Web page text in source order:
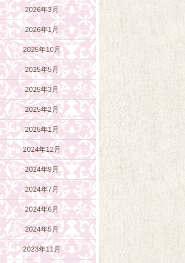
2026年3月
2026年1月
2025年10月
2025年5月
2025年3月
2025年2月
2025年1月
2024年12月
2024年9月
2024年7月
2024年6月
2024年5月
2023年11月